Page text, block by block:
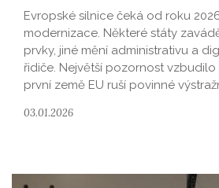
Evropské silnice čeká od roku
modernizace. Některé státy
prvky, jiné mění administrativu a
řidiče. Největší pozornost
první země EU ruší povinné
03.01.2026